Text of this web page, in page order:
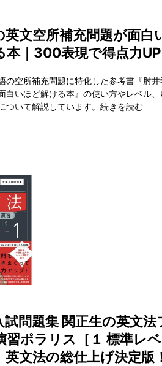
英文空所補充問題が面白
本｜300表現で得点力UP
の空所補充問題に特化した参考書『肘井
白いほど解ける本』の使い方やレベル、
ついて解説しています。 続きを読む
試問題集 関正生の英文法
習ポラリス［１ 標準レベ
英文法の総仕上げ決定版！